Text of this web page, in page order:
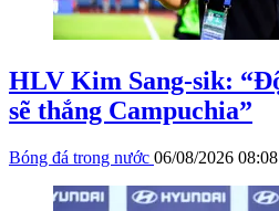
HLV Kim Sang-sik:
sẽ thắng Campuchia”
Bóng đá trong nước 06/08/2026 08:08